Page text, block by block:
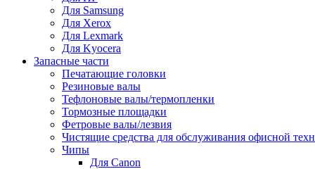
Для Samsung
Для Xerox
Для Lexmark
Для Kyocera
Запасные части
Печатающие головки
Резиновые валы
Тефлоновые валы/термопленки
Тормозные площадки
Фетровые валы/лезвия
Чистящие средства для обслуживания офисной
Чипы
Для Canon